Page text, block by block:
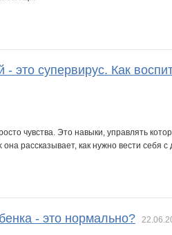
- это супервирус. Как
чувства. Это навыки, управлять
рассказывает, как нужно вести себя с
- это нормально?